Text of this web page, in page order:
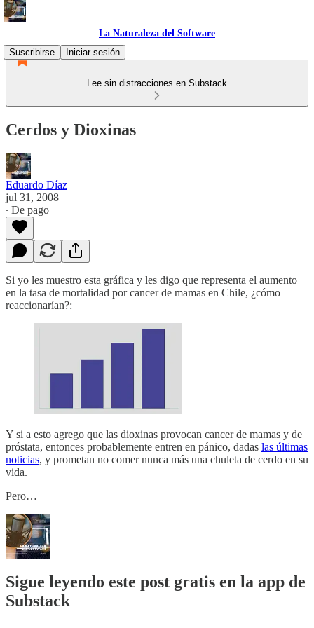
La Naturaleza del Software
Suscribirse
Iniciar sesión
Lee sin distracciones en Substack
Cerdos y Dioxinas
Eduardo Díaz
jul 31, 2008
∙ De pago
Si yo les muestro esta gráfica y les digo que representa el aumento
en la tasa de mortalidad por cancer de mamas en Chile, ¿cómo
reaccionarían?:
Y si a esto agrego que las dioxinas provocan cancer de mamas y de
próstata, entonces probablemente entren en pánico, dadas las últimas
noticias, y prometan no comer nunca más una chuleta de cerdo en su
vida.
Pero…
Sigue leyendo este post gratis en la app de
Substack